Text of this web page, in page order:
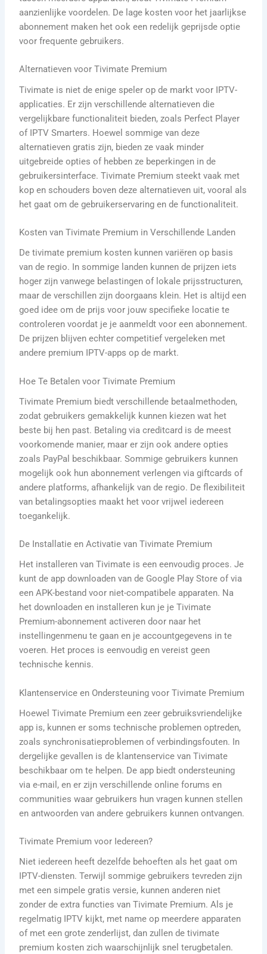
aanzienlijke voordelen. De lage kosten voor het jaarlijkse
abonnement maken het ook een redelijk geprijsde optie
voor frequente gebruikers.
Alternatieven voor Tivimate Premium
Tivimate is niet de enige speler op de markt voor IPTV-
applicaties. Er zijn verschillende alternatieven die
vergelijkbare functionaliteit bieden, zoals Perfect Player
of IPTV Smarters. Hoewel sommige van deze
alternatieven gratis zijn, bieden ze vaak minder
uitgebreide opties of hebben ze beperkingen in de
gebruikersinterface. Tivimate Premium steekt vaak met
kop en schouders boven deze alternatieven uit, vooral als
het gaat om de gebruikerservaring en de functionaliteit.
Kosten van Tivimate Premium in Verschillende Landen
De tivimate premium kosten kunnen variëren op basis
van de regio. In sommige landen kunnen de prijzen iets
hoger zijn vanwege belastingen of lokale prijsstructuren,
maar de verschillen zijn doorgaans klein. Het is altijd een
goed idee om de prijs voor jouw specifieke locatie te
controleren voordat je je aanmeldt voor een abonnement.
De prijzen blijven echter competitief vergeleken met
andere premium IPTV-apps op de markt.
Hoe Te Betalen voor Tivimate Premium
Tivimate Premium biedt verschillende betaalmethoden,
zodat gebruikers gemakkelijk kunnen kiezen wat het
beste bij hen past. Betaling via creditcard is de meest
voorkomende manier, maar er zijn ook andere opties
zoals PayPal beschikbaar. Sommige gebruikers kunnen
mogelijk ook hun abonnement verlengen via giftcards of
andere platforms, afhankelijk van de regio. De flexibiliteit
van betalingsopties maakt het voor vrijwel iedereen
toegankelijk.
De Installatie en Activatie van Tivimate Premium
Het installeren van Tivimate is een eenvoudig proces. Je
kunt de app downloaden van de Google Play Store of via
een APK-bestand voor niet-compatibele apparaten. Na
het downloaden en installeren kun je je Tivimate
Premium-abonnement activeren door naar het
instellingenmenu te gaan en je accountgegevens in te
voeren. Het proces is eenvoudig en vereist geen
technische kennis.
Klantenservice en Ondersteuning voor Tivimate Premium
Hoewel Tivimate Premium een zeer gebruiksvriendelijke
app is, kunnen er soms technische problemen optreden,
zoals synchronisatieproblemen of verbindingsfouten. In
dergelijke gevallen is de klantenservice van Tivimate
beschikbaar om te helpen. De app biedt ondersteuning
via e-mail, en er zijn verschillende online forums en
communities waar gebruikers hun vragen kunnen stellen
en antwoorden van andere gebruikers kunnen ontvangen.
Tivimate Premium voor Iedereen?
Niet iedereen heeft dezelfde behoeften als het gaat om
IPTV-diensten. Terwijl sommige gebruikers tevreden zijn
met een simpele gratis versie, kunnen anderen niet
zonder de extra functies van Tivimate Premium. Als je
regelmatig IPTV kijkt, met name op meerdere apparaten
of met een grote zenderlijst, dan zullen de tivimate
premium kosten zich waarschijnlijk snel terugbetalen.